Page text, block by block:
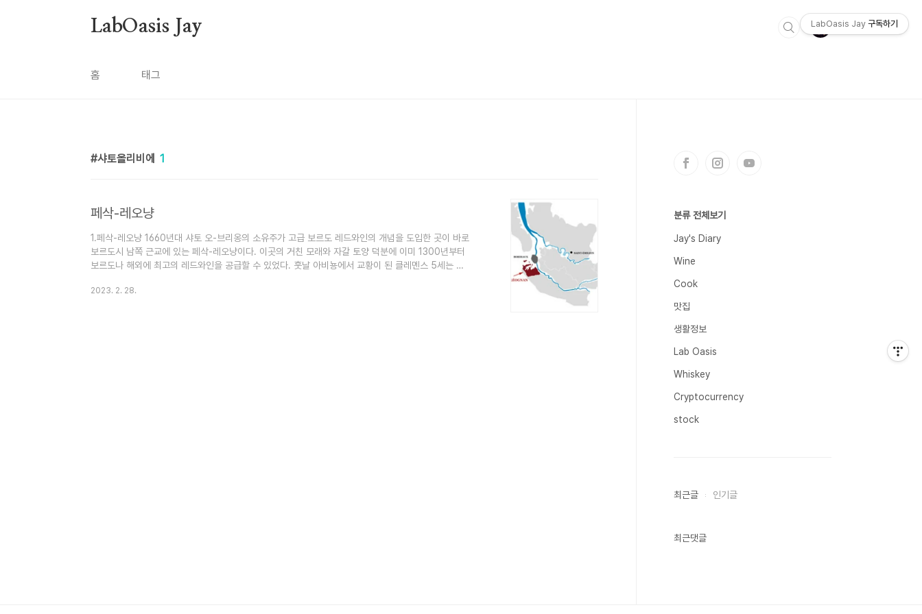
LabOasis Jay
홈 태그
샤토올리비에 1
페삭-레오냥
1.페삭-레오냥 1660년대 샤토 오-브리옹의 소유주가 고급 보르도 레드와인의 개념을 도입한 곳이 바로
보르도시 남쪽 근교에 있는 페삭-레오냥이다. 이곳의 거친 모래와 자갈 토양 덕분에 이미 1300년부터
보르도나 해외에 최고의 레드와인을 공급할 수 있었다. 훗날 아비뇽에서 교황이 된 클레멘스 5세는 보
인 페삭과 레오냥의 이름을 합친 현대의 샤토 파프 클레망에 포도나무를 심었다. 페삭-레오냥은 중요한
2023. 2. 28.
분류 전체보기
Jay's Diary
Wine
Cook
맛집
생활정보
Lab Oasis
Whiskey
Cryptocurrency
stock
최근글 인기글
최근댓글
LabOasis Jay 구독하기